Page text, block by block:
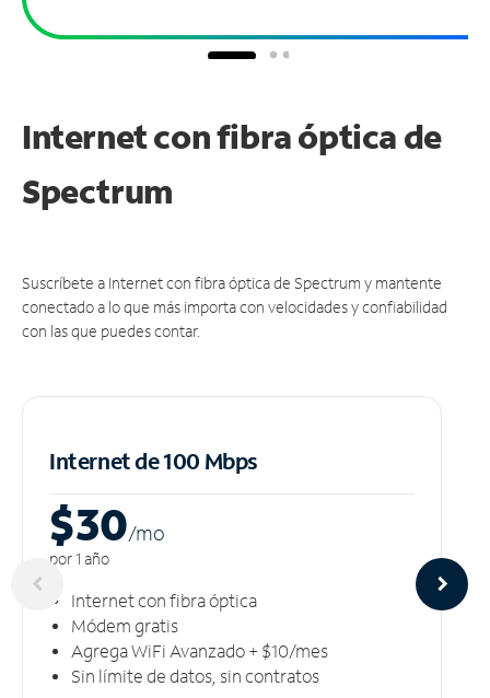
Internet con fibra óptica de
Spectrum
Suscríbete a Internet con fibra óptica de Spectrum y mantente
conectado a lo que más importa con velocidades y confiabilidad
con las que puedes contar.
Internet de 100 Mbps
$30/mo
por 1 año
Internet con fibra óptica
Módem gratis
Agrega WiFi Avanzado + $10/mes
Sin límite de datos, sin contratos